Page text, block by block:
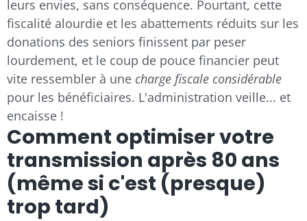
leurs envies, sans conséquence. Pourtant, cette
fiscalité alourdie et les abattements réduits sur les
donations des seniors finissent par peser
lourdement, et le coup de pouce financier peut
vite ressembler à une charge fiscale considérable
pour les bénéficiaires. L'administration veille... et
encaisse !
Comment optimiser votre
transmission après 80 ans
(même si c'est (presque)
trop tard)